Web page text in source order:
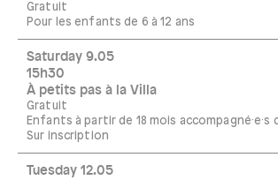
Gratuit
Pour les enfants de 6 à 12 ans
Saturday 9.05
15h30
À petits pas à la Villa
Gratuit
Enfants à partir de 18 mois accompagné·e·s
Sur inscription
Tuesday 12.05